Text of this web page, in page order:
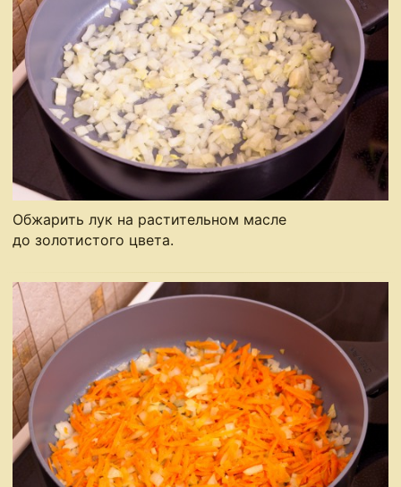
Обжарить лук на растительном масле
до золотистого цвета.